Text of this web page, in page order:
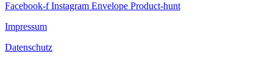
Facebook-f Instagram Envelope Product-hunt
Impressum
Datenschutz